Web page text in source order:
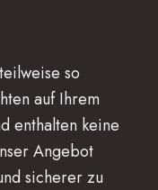
so
auf Ihrem
enthalten keine
Angebot
sicherer zu